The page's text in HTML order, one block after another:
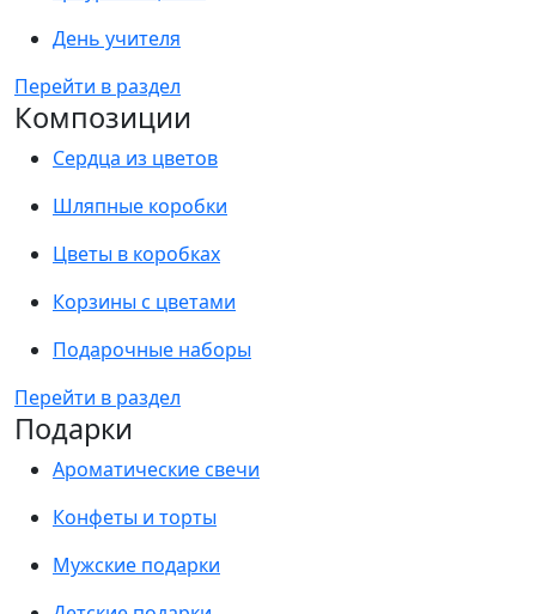
День учителя
Перейти в раздел
Композиции
Сердца из цветов
Шляпные коробки
Цветы в коробках
Корзины с цветами
Подарочные наборы
Перейти в раздел
Подарки
Ароматические свечи
Конфеты и торты
Мужские подарки